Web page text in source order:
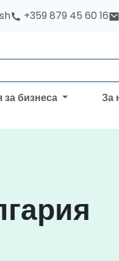
+359 879 45 60 16
за бизнеса За